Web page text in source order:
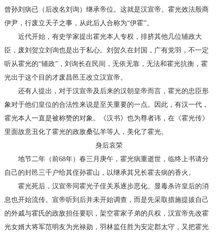
曾孙刘病已（后改名刘询）继承帝位。这就是汉宣帝。霍光效法殷商
伊尹，行废立天子之事，从此后人合称为“伊霍”。
近代开始，有史学家提出霍光本人专权，排挤其他几位辅政大
臣，废刘贺立刘询也是出于私心。刘贺久在封国，广有党羽，不一定
听从霍光的“辅政”，刘询长在民间，无依无靠，无法和霍光抗衡，霍
光出于这个目的才废昌邑王改立汉宣帝。
还有人提出，对于汉宣帝及后来的汉朝皇帝而言，霍光的忠臣形
象对于他们皇位的合法性来说是至关重要的一点。因此，有汉一代，
霍光本人一直是被称赞的对象。《汉书》也为尊者讳，在《霍光传》
里面故意丑化了霍光的政敌桑弘羊等人，美化了霍光。
身后哀荣
地节二年（前68年）春三月庚午，霍光病重逝世，临终上书请分
自己的封邑三千户给其侄孙霍山，以继承其兄长霍去病的香火。
霍光死后，汉宣帝同霍光子侄关系逐步恶化。显毒杀许皇后的消
息也开始流传。宣帝听到后并未开始调查，而是先采取措施提拔自己
的外戚与霍氏的政敌担任要职，架空霍家子弟的兵权，汉宣帝先改霍
光女婿大将军范明友为光禄勋，羽林监任胜为安定郡太守，又把霍光